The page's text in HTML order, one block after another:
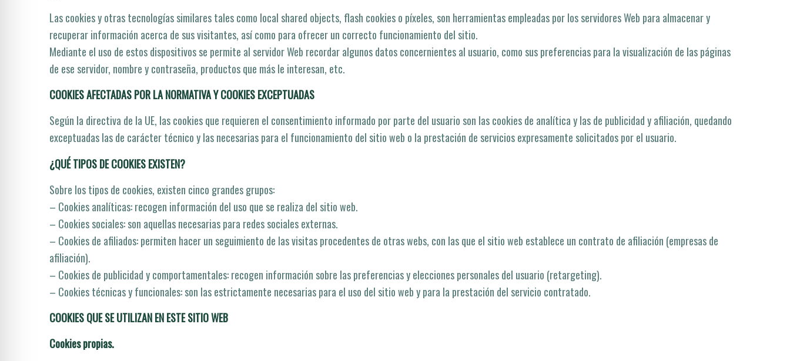
Las cookies y otras tecnologí­as similares tales como local shared objects, flash cookies o pí­xeles, son herramientas empleadas por los servidores Web para almacenar y
recuperar información acerca de sus visitantes, así­ como para ofrecer un correcto funcionamiento del sitio.
Mediante el uso de estos dispositivos se permite al servidor Web recordar algunos datos concernientes al usuario, como sus preferencias para la visualización de las páginas
de ese servidor, nombre y contraseña, productos que más le interesan, etc.
COOKIES AFECTADAS POR LA NORMATIVA Y COOKIES EXCEPTUADAS
Según la directiva de la UE, las cookies que requieren el consentimiento informado por parte del usuario son las cookies de analí­tica y las de publicidad y afiliación, quedando
exceptuadas las de carácter técnico y las necesarias para el funcionamiento del sitio web o la prestación de servicios expresamente solicitados por el usuario.
¿QUÉ TIPOS DE COOKIES EXISTEN?
Sobre los tipos de cookies, existen cinco grandes grupos:
– Cookies analí­ticas: recogen información del uso que se realiza del sitio web.
– Cookies sociales: son aquellas necesarias para redes sociales externas.
– Cookies de afiliados: permiten hacer un seguimiento de las visitas procedentes de otras webs, con las que el sitio web establece un contrato de afiliación (empresas de
afiliación).
– Cookies de publicidad y comportamentales: recogen información sobre las preferencias y elecciones personales del usuario (retargeting).
– Cookies técnicas y funcionales: son las estrictamente necesarias para el uso del sitio web y para la prestación del servicio contratado.
COOKIES QUE SE UTILIZAN EN ESTE SITIO WEB
Cookies propias.